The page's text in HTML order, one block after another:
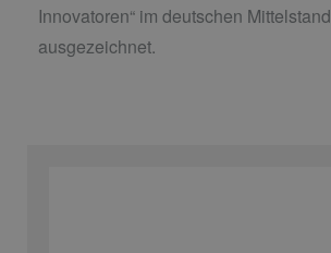
Innovatoren“ im deutschen Mittelstand
ausgezeichnet.